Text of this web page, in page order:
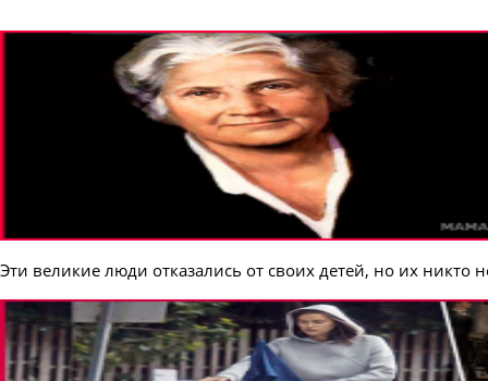
Эти великие люди отказались от своих детей, но их никто